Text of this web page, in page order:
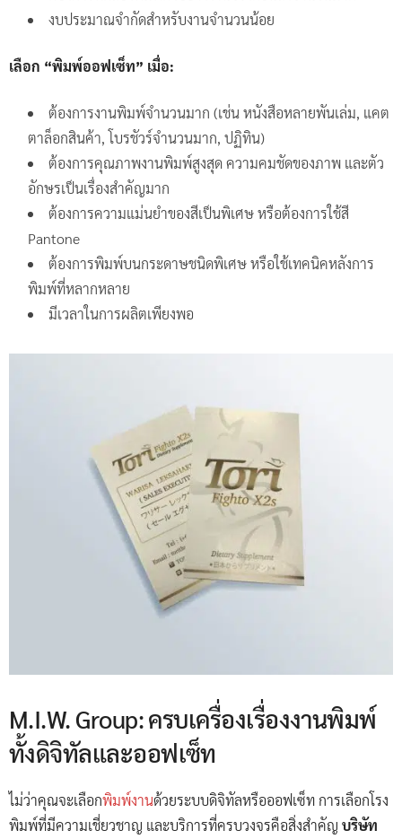
งบประมาณจำกัดสำหรับงานจำนวนน้อย
เลือก “พิมพ์ออฟเซ็ท” เมื่อ:
ต้องการงานพิมพ์จำนวนมาก (เช่น หนังสือหลายพันเล่ม, แคต
ตาล็อกสินค้า, โบรชัวร์จำนวนมาก, ปฏิทิน)
ต้องการคุณภาพงานพิมพ์สูงสุด ความคมชัดของภาพ และตัว
อักษรเป็นเรื่องสำคัญมาก
ต้องการความแม่นยำของสีเป็นพิเศษ หรือต้องการใช้สี
Pantone
ต้องการพิมพ์บนกระดาษชนิดพิเศษ หรือใช้เทคนิคหลังการ
พิมพ์ที่หลากหลาย
มีเวลาในการผลิตเพียงพอ
M.I.W. Group: ครบเครื่องเรื่องงานพิมพ์
ทั้งดิจิทัลและออฟเซ็ท
ไม่ว่าคุณจะเลือกพิมพ์งานด้วยระบบดิจิทัลหรือออฟเซ็ท การเลือกโรง
พิมพ์ที่มีความเชี่ยวชาญ และบริการที่ครบวงจรคือสิ่งสำคัญ บริษัท